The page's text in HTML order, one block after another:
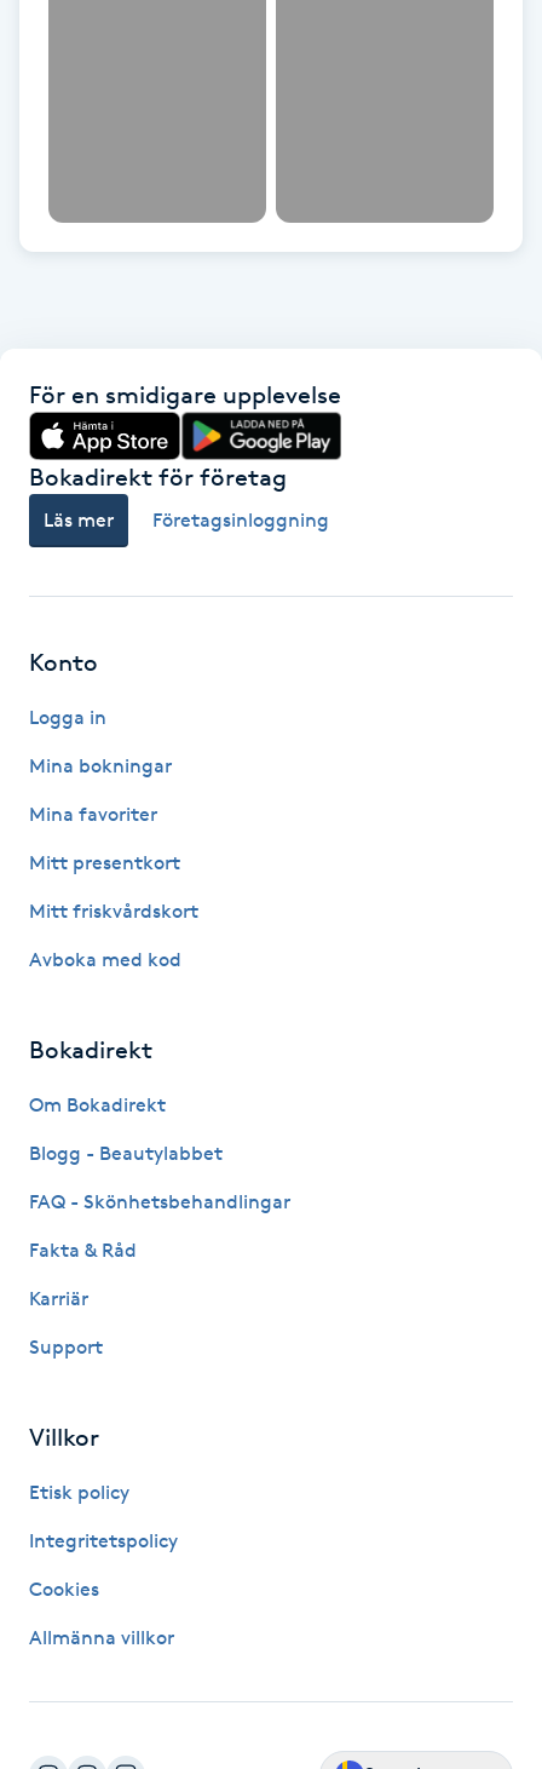
Kinesisk medicin
Klippning
Klippning & Slingor
Koppningsmassage
Kosmetisk tatuering
Kostrådgivning
Kroppsinpackning
Kroppspeeling
Kärlbehandling
Laserbehandling
LED-ljusterapi
Liktornar
LPG
LPG-behandling
LPG-massage
Luggklippning
Lymfmassage
Läpptatuering
För en smidigare upplevelse
Bokadirekt för företag
Läs mer Företagsinloggning
Konto
Logga in
Mina bokningar
Mina favoriter
Mitt presentkort
Mitt friskvårdskort
Avboka med kod
Bokadirekt
Om Bokadirekt
Blogg - Beautylabbet
FAQ - Skönhetsbehandlingar
Fakta & Råd
Karriär
Support
Villkor
Etisk policy
Integritetspolicy
Cookies
Allmänna villkor